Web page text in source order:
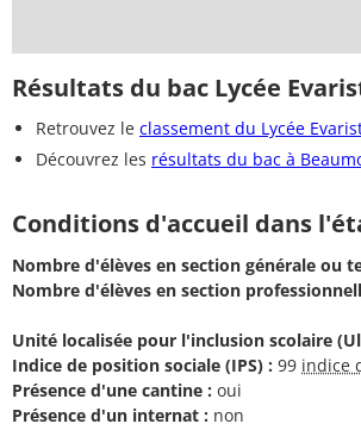
Résultats du bac Lycée
Retrouvez le classement du Lycée
Découvrez les résultats du bac à
Conditions d'accueil dans
Nombre d'élèves en section générale ou
Nombre d'élèves en section
Unité localisée pour l'inclusion scolaire
Indice de position sociale (IPS) : 99 indice
Présence d'une cantine : oui
Présence d'un internat : non